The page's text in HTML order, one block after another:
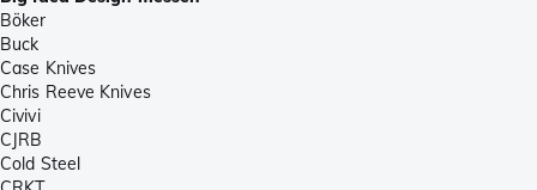
Böker
Buck
Case Knives
Chris Reeve Knives
Civivi
CJRB
Cold Steel